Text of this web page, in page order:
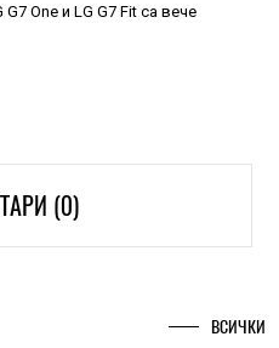
One и LG G7 Fit са вече
(0)
ВСИЧКИ